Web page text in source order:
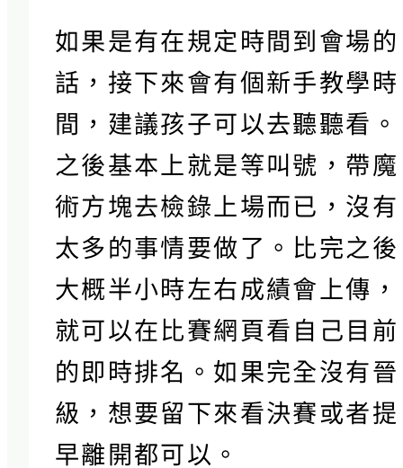
如果是有在規定時間到會場的
話，接下來會有個新手教學時
間，建議孩子可以去聽聽看。
之後基本上就是等叫號，帶魔
術方塊去檢錄上場而已，沒有
太多的事情要做了。比完之後
大概半小時左右成績會上傳，
就可以在比賽網頁看自己目前
的即時排名。如果完全沒有晉
級，想要留下來看決賽或者提
早離開都可以。